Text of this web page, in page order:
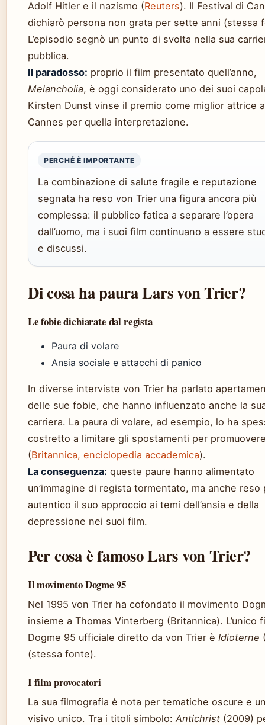
Adolf Hitler e il nazismo (Reuters). Il Festival di
dichiarò persona non grata per sette anni (stessa
L’episodio segnò un punto di svolta nella sua
pubblica.
Il paradosso: proprio il film presentato quell’anno,
Melancholia, è oggi considerato uno dei suoi
Kirsten Dunst vinse il premio come miglior attrice a
Cannes per quella interpretazione.
PERCHÉ È IMPORTANTE
La combinazione di salute fragile e reputazione
segnata ha reso von Trier una figura ancora più
complessa: il pubblico fatica a separare l’opera
dall’uomo, ma i suoi film continuano a essere
e discussi.
Di cosa ha paura Lars von Trier?
Le fobie dichiarate dal regista
Paura di volare
Ansia sociale e attacchi di panico
In diverse interviste von Trier ha parlato
delle sue fobie, che hanno influenzato anche la
carriera. La paura di volare, ad esempio, lo ha
costretto a limitare gli spostamenti per
(Britannica, enciclopedia accademica).
La conseguenza: queste paure hanno alimentato
un’immagine di regista tormentato, ma anche reso
autentico il suo approccio ai temi dell’ansia e della
depressione nei suoi film.
Per cosa è famoso Lars von Trier?
Il movimento Dogme 95
Nel 1995 von Trier ha cofondato il movimento
insieme a Thomas Vinterberg (Britannica). L’unico
Dogme 95 ufficiale diretto da von Trier è Idioterne
(stessa fonte).
I film provocatori
La sua filmografia è nota per tematiche oscure e
visivo unico. Tra i titoli simbolo: Antichrist (2009)